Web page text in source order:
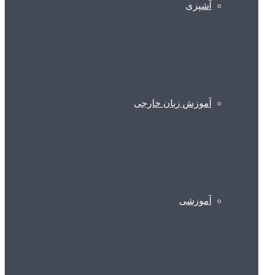
آشپزی
آموزش زبان خارجی
آموزشی